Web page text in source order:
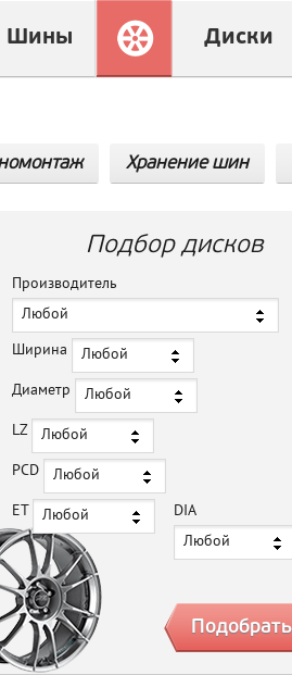
Шины Диски
Хранение шин
Подбор дисков
Производитель
Любой
Ширина Любой
Диаметр Любой
LZ Любой
PCD Любой
ET Любой DIA
Любой